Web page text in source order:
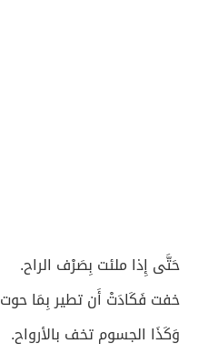
حَتَّى إِذا ملئت بِصَرْف الراح.
خفت فَكَادَتْ أَن تطير بِمَا حوت
وَكَذَا الجسوم تخف بالأرواح.